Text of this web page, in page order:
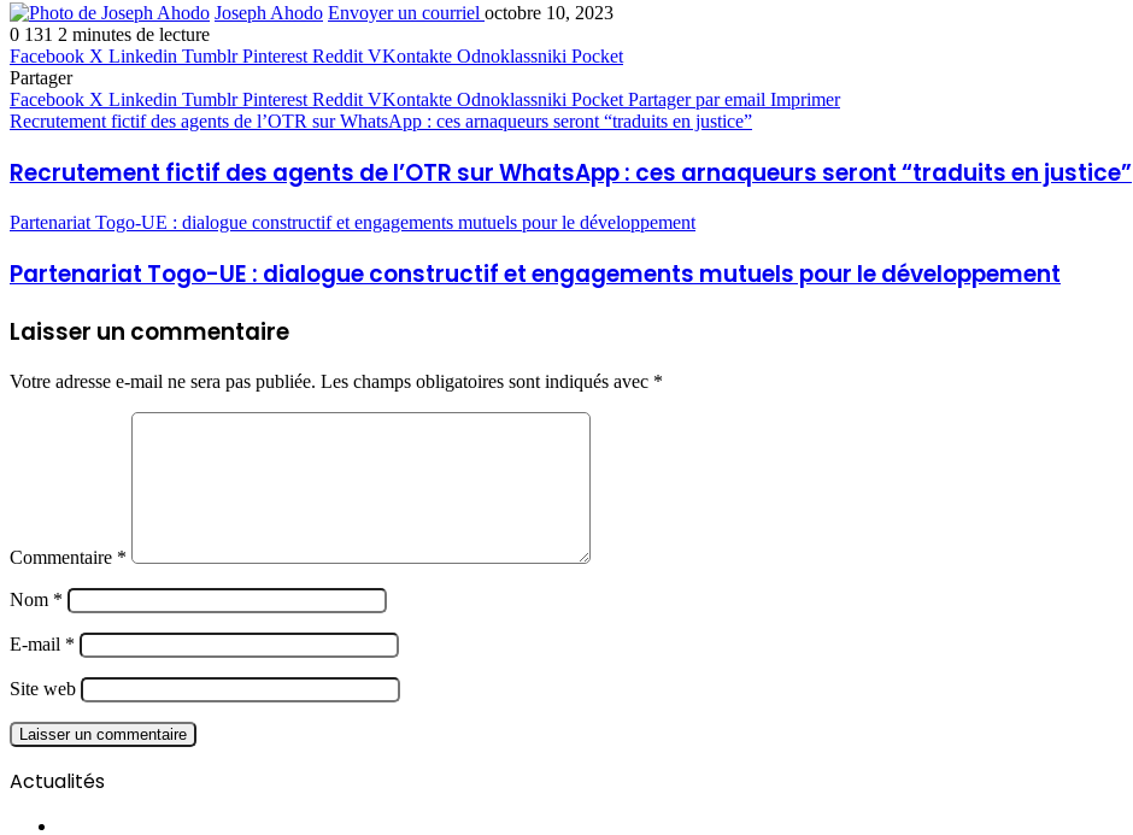
Joseph Ahodo Envoyer un courriel octobre 10, 2023
0 131 2 minutes de lecture
Facebook X Linkedin Tumblr Pinterest Reddit VKontakte Odnoklassniki Pocket
Partager
Facebook X Linkedin Tumblr Pinterest Reddit VKontakte Odnoklassniki Pocket Partager par email Imprimer
Recrutement fictif des agents de l’OTR sur WhatsApp : ces arnaqueurs seront “traduits en justice”
Recrutement fictif des agents de l’OTR sur WhatsApp : ces arnaqueurs seront “traduits en justice”
Partenariat Togo-UE : dialogue constructif et engagements mutuels pour le développement
Partenariat Togo-UE : dialogue constructif et engagements mutuels pour le développement
Laisser un commentaire
Votre adresse e-mail ne sera pas publiée. Les champs obligatoires sont indiqués avec *
Commentaire *
Nom *
E-mail *
Site web
Actualités